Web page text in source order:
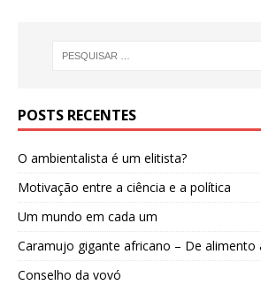
POSTS RECENTES
O ambientalista é um elitista?
Motivação entre a ciência e a política
Um mundo em cada um
Caramujo gigante africano – De alimento
Conselho da vovó